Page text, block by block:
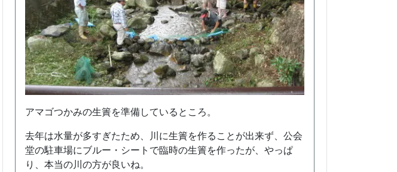
アマゴつかみの生簀を準備しているところ。
去年は水量が多すぎたため、川に生簀を作ることが出来ず、公会
堂の駐車場にブルー・シートで臨時の生簀を作ったが、やっぱ
り、本当の川の方が良いね。